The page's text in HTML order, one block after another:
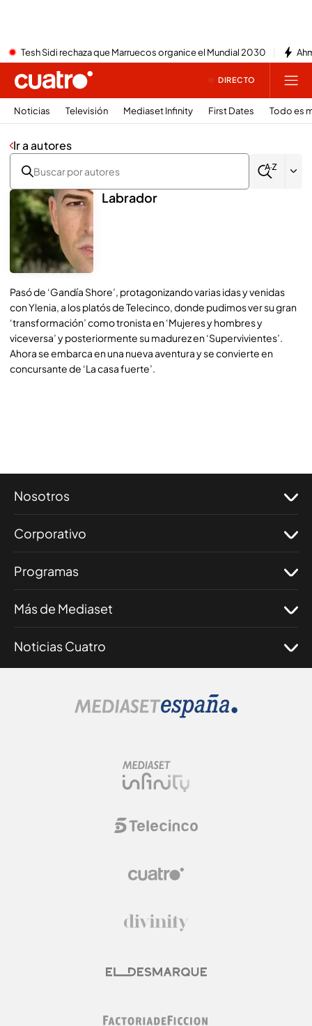
Tesh Sidi rechaza que Marruecos organice el Mundial 2030
DIRECTO
Noticias Televisión Mediaset Infinity First Dates Todo es
Ir a autores
Labrador
Pasó de ‘Gandía Shore’, protagonizando varias idas y venidas
con Ylenia, a los platós de Telecinco, donde pudimos ver su gran
‘transformación’ como tronista en ‘Mujeres y hombres y
viceversa’ y posteriormente su madurez en ‘Supervivientes’.
Ahora se embarca en una nueva aventura y se convierte en
concursante de ‘La casa fuerte’.
Nosotros
Corporativo
Programas
Más de Mediaset
Noticias Cuatro